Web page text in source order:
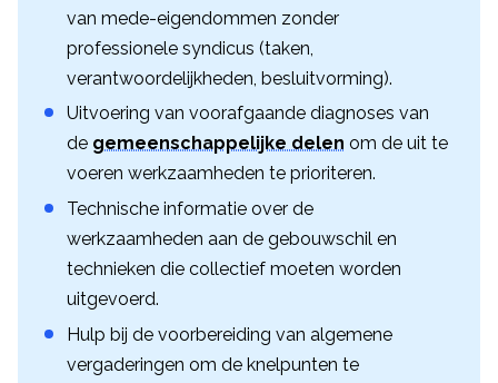
van mede-eigendommen zonder
professionele syndicus (taken,
verantwoordelijkheden, besluitvorming).
Uitvoering van voorafgaande diagnoses van
de gemeenschappelijke delen om de uit te
voeren werkzaamheden te prioriteren.
Technische informatie over de
werkzaamheden aan de gebouwschil en
technieken die collectief moeten worden
uitgevoerd.
Hulp bij de voorbereiding van algemene
vergaderingen om de knelpunten te